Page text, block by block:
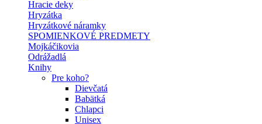
Hracie deky
Hryzátka
Hryzátkové náramky
SPOMIENKOVÉ PREDMETY
Mojkáčikovia
Odrážadlá
Knihy
Pre koho?
Dievčatá
Babätká
Chlapci
Unisex